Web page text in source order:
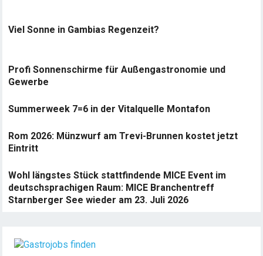
Viel Sonne in Gambias Regenzeit?
Profi Sonnenschirme für Außengastronomie und
Gewerbe
Summerweek 7=6 in der Vitalquelle Montafon
Rom 2026: Münzwurf am Trevi-Brunnen kostet jetzt
Eintritt
Wohl längstes Stück stattfindende MICE Event im
deutschsprachigen Raum: MICE Branchentreff
Starnberger See wieder am 23. Juli 2026